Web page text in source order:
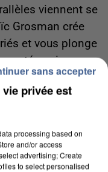
viennent se
Grosman crée
et vous plonge
qui
« J’ai écrit une
t-il. C’est à
et en version
privée est
processing based on
and/or access
advertising; Create
to select personalised
sans accepter